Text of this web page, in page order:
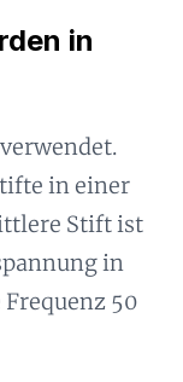
in
in einer
Stift ist
in
50